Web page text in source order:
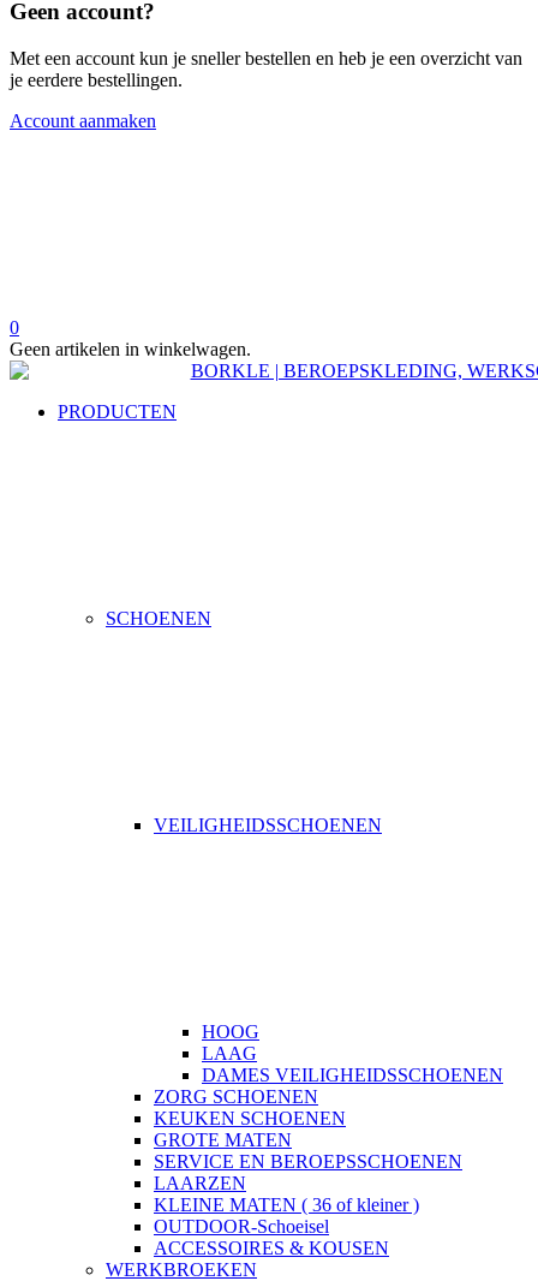
Geen account?
Met een account kun je sneller bestellen en heb je een overzicht van
je eerdere bestellingen.
Account aanmaken
0
Geen artikelen in winkelwagen.
PRODUCTEN
SCHOENEN
VEILIGHEIDSSCHOENEN
HOOG
LAAG
DAMES VEILIGHEIDSSCHOENEN
ZORG SCHOENEN
KEUKEN SCHOENEN
GROTE MATEN
SERVICE EN BEROEPSSCHOENEN
LAARZEN
KLEINE MATEN ( 36 of kleiner )
OUTDOOR-Schoeisel
ACCESSOIRES & KOUSEN
WERKBROEKEN